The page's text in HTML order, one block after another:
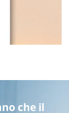
che il